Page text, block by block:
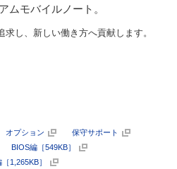
ムモバイルノート。
し、新しい働き方へ貢献します。
オプション
保守サポート
BIOS編［549KB］
1,265KB］